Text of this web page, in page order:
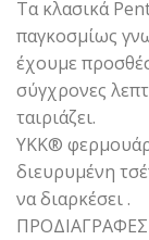
Τα κλασικά
παγκοσμίως
έχουμε
σύγχρονες
ταιριάζει.
YKK®
διευρυμένη
να διαρκέσει .
ΠΡΟΔΙΑΓΡΑΦΕΣ